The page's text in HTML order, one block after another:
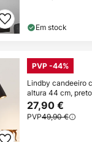
Em stock
PVP -44%
Lindby candeeiro
altura 44 cm,
27,90 €
PVP49,90 €